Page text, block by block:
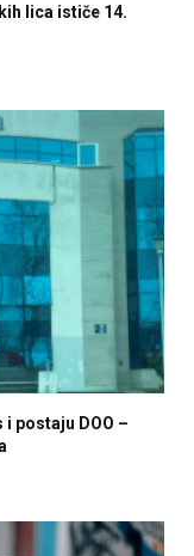
lica ističe 14.
postaju DOO –